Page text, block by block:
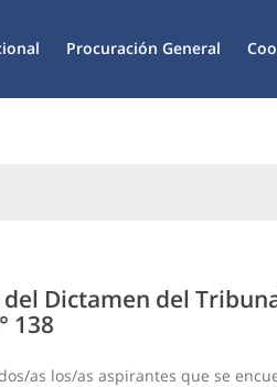
Procuración General
Dictamen del
138
as los/as aspirantes que se